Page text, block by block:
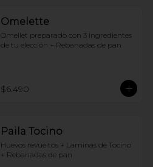
Omelette
Omellet preparado con 3 ingredientes
de tu elección + Rebanadas de pan
$6.490
Paila Tocino
Huevos revueltos + Laminas de Tocino
+ Rebanadas de pan